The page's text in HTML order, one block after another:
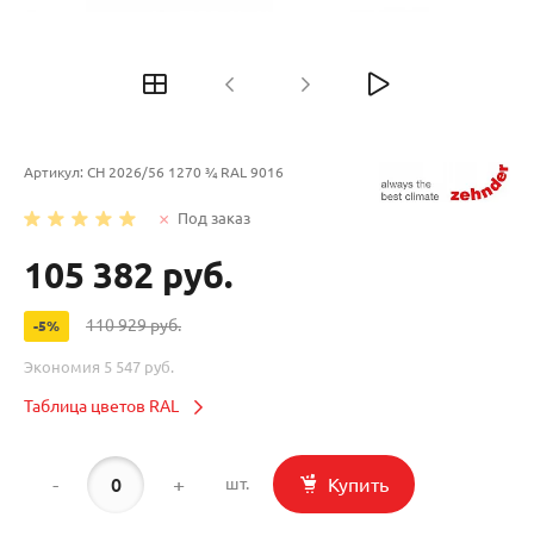
Артикул: CH 2026/56 1270 ¾ RAL 9016
Под заказ
105 382 руб.
-5% 110 929 руб.
Экономия 5 547 руб.
Таблица цветов RAL
- + шт. Купить